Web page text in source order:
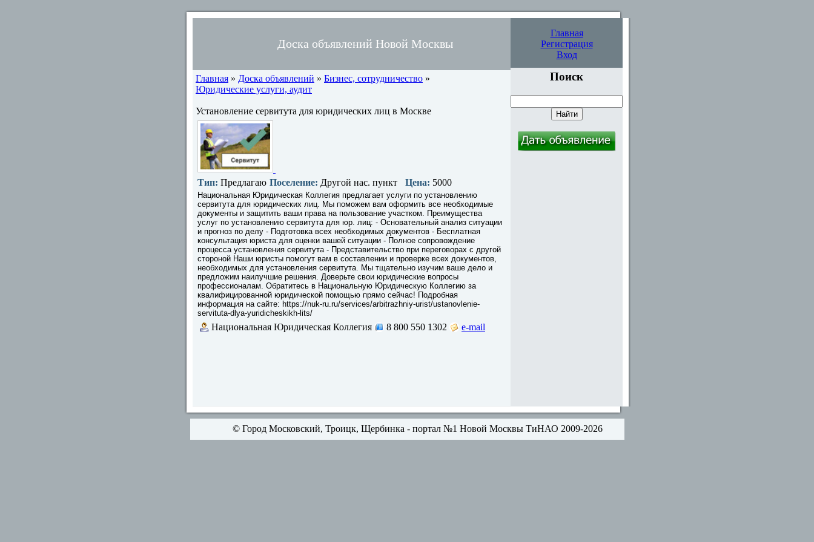
Доска объявлений Новой Москвы
Главная
Регистрация
Вход
Главная » Доска объявлений » Бизнес, сотрудничество »
Юридические услуги, аудит
Установление сервитута для юридических лиц в Москве
Тип: Предлагаю Поселение: Другой нас. пункт Цена: 5000
Национальная Юридическая Коллегия предлагает услуги по установлению
сервитута для юридических лиц. Мы поможем вам оформить все необходимые
документы и защитить ваши права на пользование участком. Преимущества
услуг по установлению сервитута для юр. лиц: - Основательный анализ ситуации
и прогноз по делу - Подготовка всех необходимых документов - Бесплатная
консультация юриста для оценки вашей ситуации - Полное сопровождение
процесса установления сервитута - Представительство при переговорах с другой
стороной Наши юристы помогут вам в составлении и проверке всех документов,
необходимых для установления сервитута. Мы тщательно изучим ваше дело и
предложим наилучшие решения. Доверьте свои юридические вопросы
профессионалам. Обратитесь в Национальную Юридическую Коллегию за
квалифицированной юридической помощью прямо сейчас! Подробная
информация на сайте: https://nuk-ru.ru/services/arbitrazhniy-urist/ustanovlenie-
servituta-dlya-yuridicheskikh-lits/
Национальная Юридическая Коллегия 8 800 550 1302 e-mail
Поиск
© Город Московский, Троицк, Щербинка - портал №1 Новой Москвы ТиНАО 2009-2026